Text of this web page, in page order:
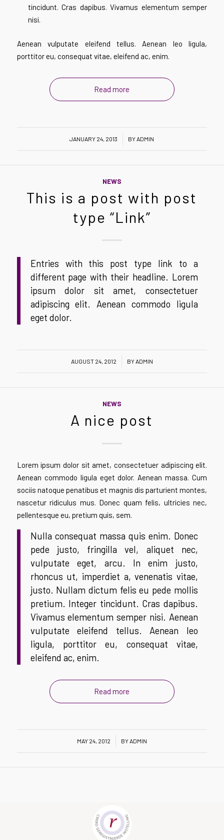
tincidunt. Cras dapibus. Vivamus elementum semper
nisi.
Aenean vulputate eleifend tellus. Aenean leo ligula,
porttitor eu, consequat vitae, eleifend ac, enim.
Read more
JANUARY 24, 2013
/ BYADMIN
NEWS
This is a post with post
type “Link”
Entries with this post type link to a
different page with their headline. Lorem
ipsum dolor sit amet, consectetuer
adipiscing elit. Aenean commodo ligula
eget dolor.
AUGUST 24, 2012
/ BYADMIN
NEWS
A nice post
Lorem ipsum dolor sit amet, consectetuer adipiscing elit.
Aenean commodo ligula eget dolor. Aenean massa. Cum
sociis natoque penatibus et magnis dis parturient montes,
nascetur ridiculus mus. Donec quam felis, ultricies nec,
pellentesque eu, pretium quis, sem.
Nulla consequat massa quis enim. Donec
pede justo, fringilla vel, aliquet nec,
vulputate eget, arcu. In enim justo,
rhoncus ut, imperdiet a, venenatis vitae,
justo. Nullam dictum felis eu pede mollis
pretium. Integer tincidunt. Cras dapibus.
Vivamus elementum semper nisi. Aenean
vulputate eleifend tellus. Aenean leo
ligula, porttitor eu, consequat vitae,
eleifend ac, enim.
Read more
MAY 24, 2012
/ BYADMIN